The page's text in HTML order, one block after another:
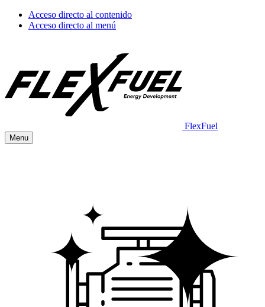
Acceso directo al contenido
Acceso directo al menú
FlexFuel
Menu